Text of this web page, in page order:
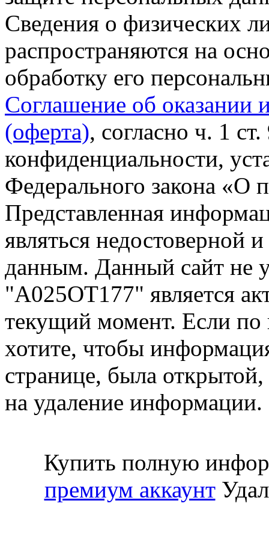
Сведения о физических
распространяются на
обработку его
Соглашение об оказании
(оферта), согласно ч. 1
конфиденциальности,
Федерального закона «О
Представленная
являться недостоверной
данным. Данный сайт не
"А025ОТ177" является
текущий момент. Если
хотите, чтобы
странице, была открытой,
на удаление информации.
Купить полную
премиум аккаунт